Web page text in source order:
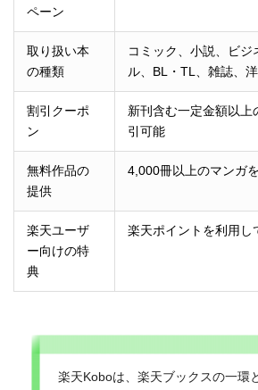
ペーン
取り扱い本
の種類
コミック、小説、ビ
ル、BL・TL、雑誌、
割引クーポ
ン
新刊含む一定金額以上
引可能
無料作品の
提供
4,000冊以上のマンガ
楽天ユーザ
ー向けの特
典
楽天ポイントを利用し
楽天Koboは、楽天ブックスの一環